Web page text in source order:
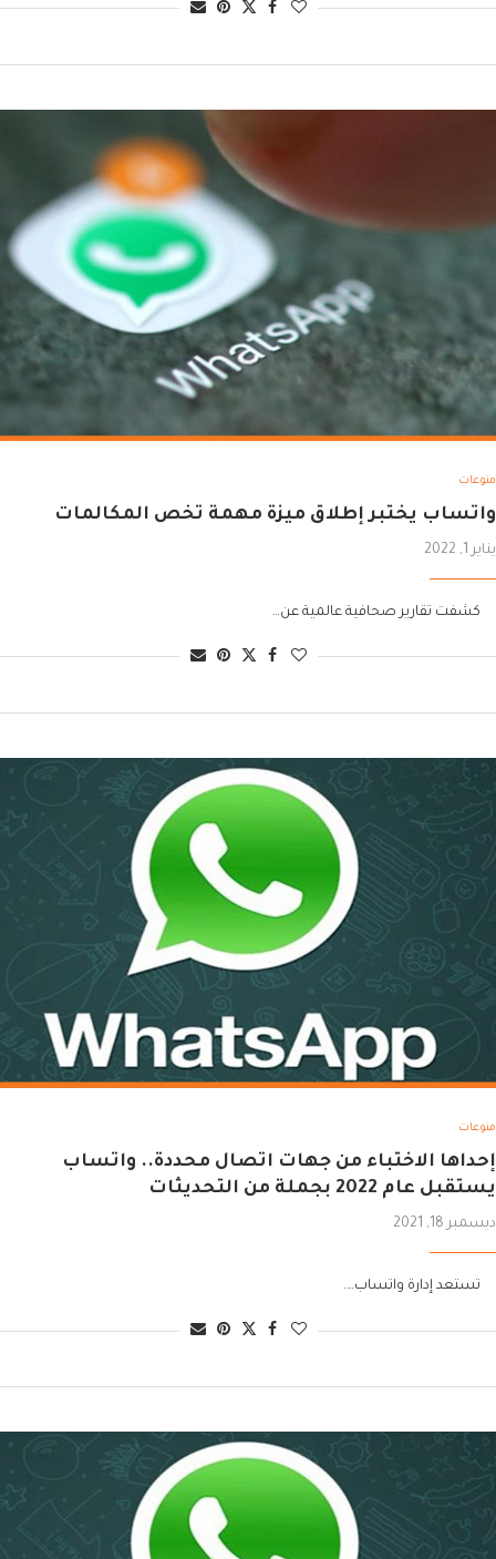
منوعات
واتساب يختبر إطلاق ميزة مهمة تخص المكالمات
يناير 1, 2022
كشفت تقارير صحافية عالمية عن…
منوعات
إحداها الاختباء من جهات اتصال محددة.. واتساب
يستقبل عام 2022 بجملة من التحديثات
ديسمبر 18, 2021
تستعد إدارة واتساب….